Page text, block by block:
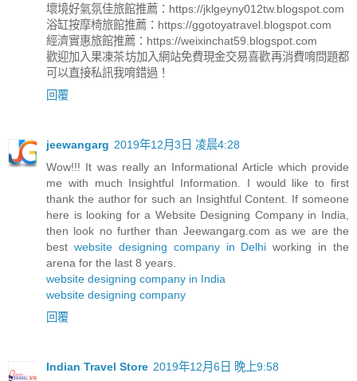
壞境好氣氛佳旅館推薦：https://jklgeyny012tw.blogspot.com
浴缸按摩椅旅館推薦：https://ggotoyatravel.blogspot.com
經濟實惠旅館推薦：https://weixinchat59.blogspot.com
歡迎加入果凍茶坊加入網站免費現金交易喜歡再消費唷問題都
可以直接私訊我唷錯過！
回覆
jeewangarg 2019年12月3日 凌晨4:28
Wow!!! It was really an Informational Article which provide
me with much Insightful Information. I would like to first
thank the author for such an Insightful Content. If someone
here is looking for a Website Designing Company in India,
then look no further than Jeewangarg.com as we are the
best website designing company in Delhiworking in the
arena for the last 8 years.
website designing company in India
website designing company
回覆
Indian Travel Store 2019年12月6日 晚上9:58